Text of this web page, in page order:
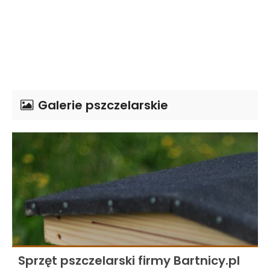
Galerie pszczelarskie
Sprzęt pszczelarski firmy Bartnicy.pl